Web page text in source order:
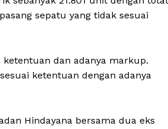
sepatu yang tidak sesuai
ketentuan dan adanya markup.
ketentuan dengan adanya
Hindayana bersama dua eks